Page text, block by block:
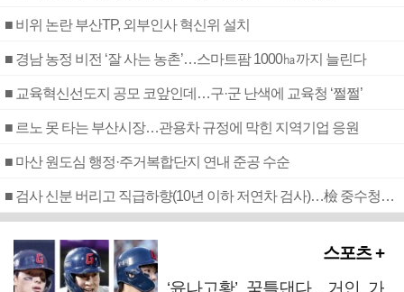
■ 비위 논란 부산TP, 외부인사 혁신위 설치
■ 경남 농정 비전 ‘잘 사는 농촌’…스마트팜 1000㏊까지 늘린다
■ 교육혁신선도지 공모 코앞인데…구·군 난색에 교육청 ‘쩔쩔’
■ 르노 못 타는 부산시장…관용차 규정에 막힌 지역기업 응원
■ 마산 원도심 행정·주거복합단지 연내 준공 수순
■ 검사 신분 버리고 직급하향(10년 이하 저연차 검사)…檢 중수청행 기피
스포츠 +
‘윤나고황’ 꿈틀댄다…거인 가